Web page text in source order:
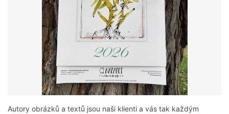
Autory obrázků a textů jsou naši klienti a vás tak každým